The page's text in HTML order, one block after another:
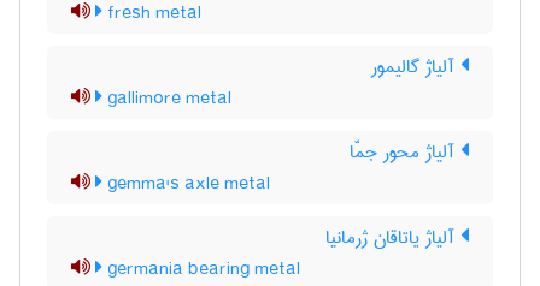
fresh metal
آلیاژ گالیمور
gallimore metal
آلیاژ محور جمّا
gemma's axle metal
آلیاژ یاتاقان ژرمانیا
germania bearing metal